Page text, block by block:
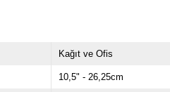
Kağıt ve Ofis
10,5" - 26,25cm